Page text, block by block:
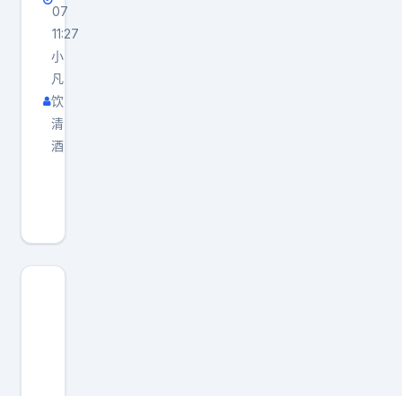
07
11:27
小
凡
饮
清
酒
觉
得